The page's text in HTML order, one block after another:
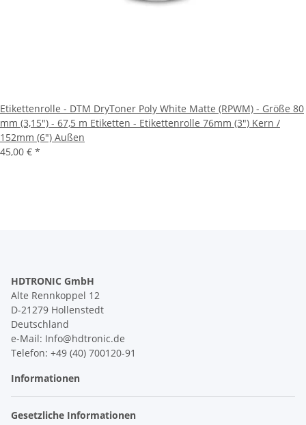
Etikettenrolle - DTM DryToner Poly White Matte (RPWM) - Größe 80
mm (3,15") - 67,5 m Etiketten - Etikettenrolle 76mm (3") Kern /
152mm (6") Außen
45,00 € *
HDTRONIC GmbH
Alte Rennkoppel 12
D-21279 Hollenstedt
Deutschland
e-Mail: Info@hdtronic.de
Telefon: +49 (40) 700120-91
Informationen
Gesetzliche Informationen